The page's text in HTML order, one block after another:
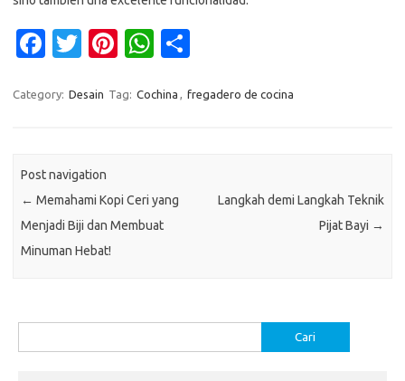
Fa
e
o
k
T
it
Pi
er
W
at
p
ar
Category: Desain Tag: Cochina , fregadero de cocina
Post navigation
← Memahami Kopi Ceri yang
Menjadi Biji dan Membuat
Minuman Hebat!
Langkah demi Langkah Teknik
Pijat Bayi →
untuk: